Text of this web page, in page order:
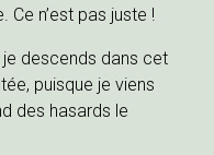
Ce n’est pas juste !
descends dans cet
puisque je viens
des hasards le